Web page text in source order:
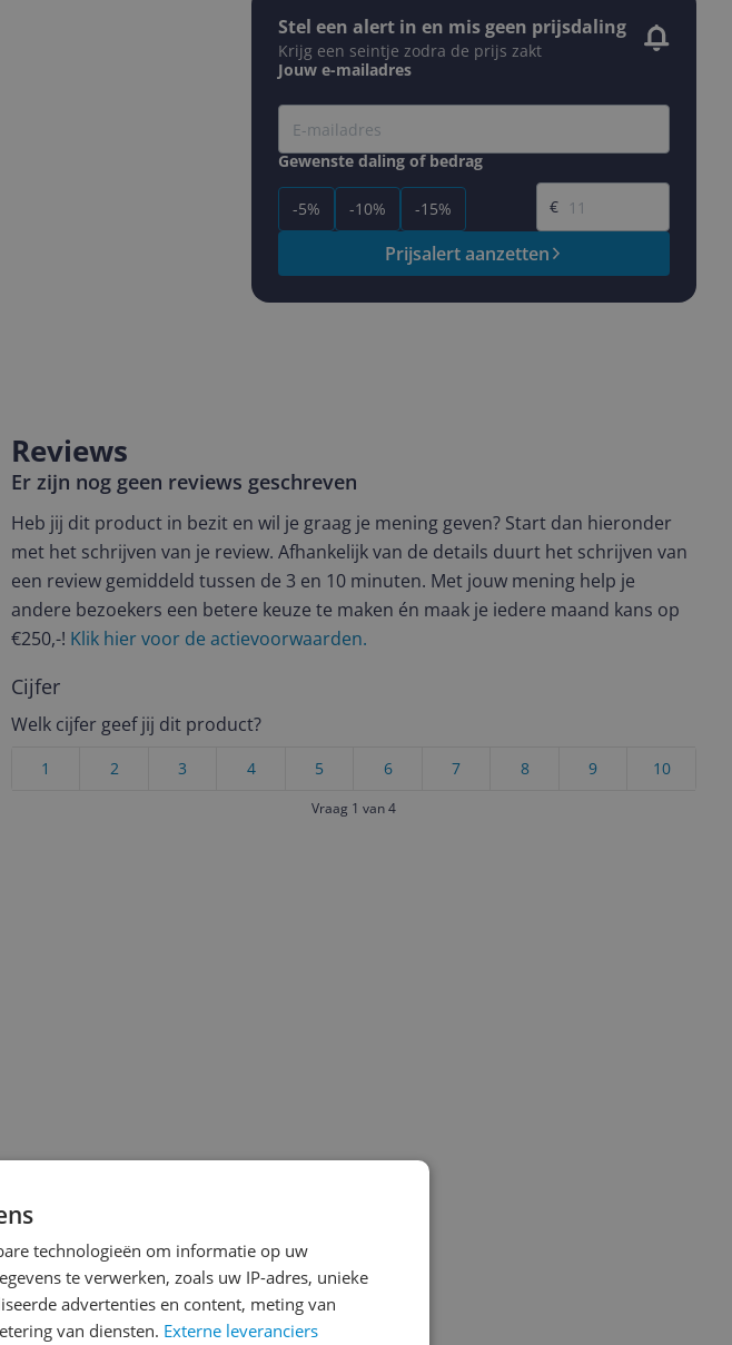
Stel een alert in en mis geen prijsdaling
Krijg een seintje zodra de prijs zakt
Jouw e-mailadres
Gewenste daling of bedrag
-5% -10% -15%
Gewenste prijs
€
Prijsalert aanzetten
Reviews
Er zijn nog geen reviews geschreven
Heb jij dit product in bezit en wil je graag je mening geven? Start dan hieronder
met het schrijven van je review. Afhankelijk van de details duurt het schrijven van
een review gemiddeld tussen de 3 en 10 minuten. Met jouw mening help je
andere bezoekers een betere keuze te maken én maak je iedere maand kans op
€250,-! Klik hier voor de actievoorwaarden.
Cijfer
Welk cijfer geef jij dit product?
10
9
8
7
6
5
4
3
2
1
Vraag 1 van 4
technologieën om informatie op uw
te verwerken, zoals uw IP-adres, unieke
advertenties en content, meting van
van diensten. Externe leveranciers